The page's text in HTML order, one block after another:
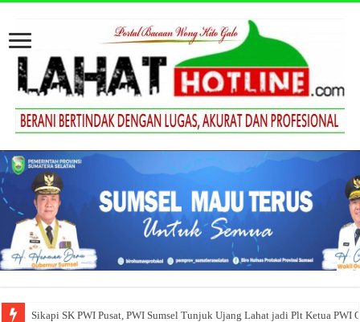
Sikapi SK PWI Pusat, PWI Sumsel Tunjuk Ujang Lahat jadi Plt Ketua PWI